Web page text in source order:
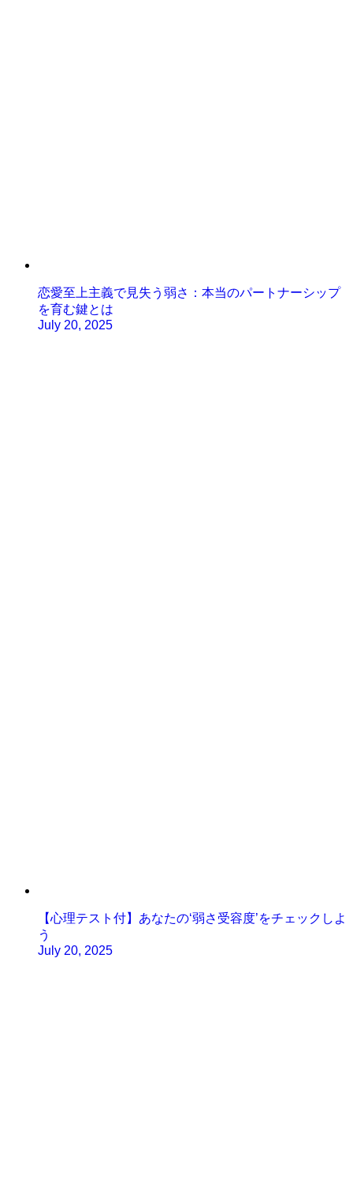
恋愛至上主義で見失う弱さ：本当のパートナーシップ
を育む鍵とは
July 20, 2025
【心理テスト付】あなたの‘弱さ受容度’をチェックしよ
う
July 20, 2025